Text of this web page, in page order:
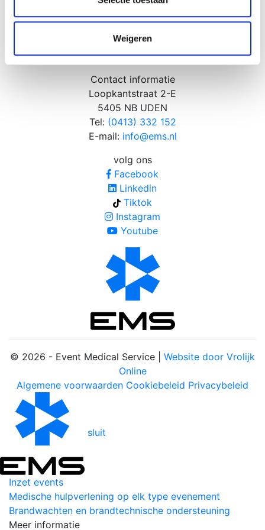
verzameld op basis van uw gebruik van hun services.
Weigeren
Contact informatie
Loopkantstraat 2-E
5405 NB UDEN
Tel: (0413) 332 152
E-mail: info@ems.nl
Opleidingen
Media, voorlichting & samenwerking
Eerste Hulp Bij Festivals
volg ons
Facebook
Linkedin
Tiktok
Instagram
Youtube
© 2026 - Event Medical Service | Website door Vrolijk
Online
Algemene voorwaarden Cookiebeleid Privacybeleid
sluit
Inzet events
Medische hulpverlening op elk type evenement
Brandwachten en brandtechnische ondersteuning
Meer informatie